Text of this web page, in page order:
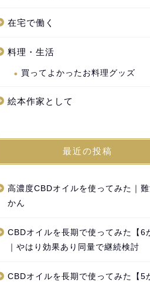
在宅で働く
料理・生活
買ってよかったお料理グッズ
絵本作家として
最近の投稿
高濃度CBDオイルを使ってみた｜
かん
CBDオイルを長期で使ってみた【6
｜やはり効果あり同量で継続検討
CBDオイルを長期で使ってみた【5